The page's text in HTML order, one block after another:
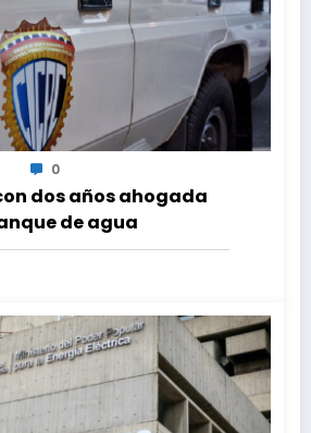
0
dos años ahogada
de agua